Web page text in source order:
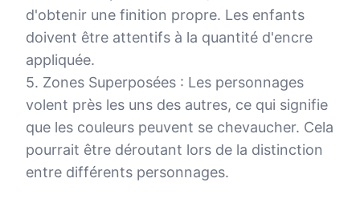
d'obtenir une finition propre. Les enfants
doivent être attentifs à la quantité d'encre
appliquée.
5. Zones Superposées : Les personnages
volent près les uns des autres, ce qui signifie
que les couleurs peuvent se chevaucher. Cela
pourrait être déroutant lors de la distinction
entre différents personnages.